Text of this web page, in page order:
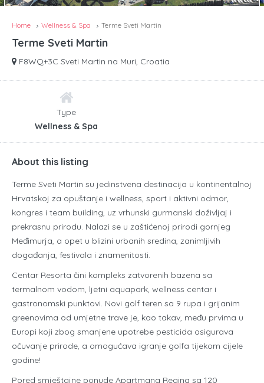
Home Wellness & Spa Terme Sveti Martin
Terme Sveti Martin
F8WQ+3C Sveti Martin na Muri, Croatia
Type
Wellness & Spa
About this listing
Terme Sveti Martin su jedinstvena destinacija u kontinentalnoj
Hrvatskoj za opuštanje i wellness, sport i aktivni odmor,
kongres i team building, uz vrhunski gurmanski doživljaj i
prekrasnu prirodu. Nalazi se u zaštićenoj prirodi gornjeg
Međimurja, a opet u blizini urbanih sredina, zanimljivih
događanja, festivala i znamenitosti.
Centar Resorta čini kompleks zatvorenih bazena sa
termalnom vodom, ljetni aquapark, wellness centar i
gastronomski punktovi. Novi golf teren sa 9 rupa i grijanim
greenovima od umjetne trave je, kao takav, među prvima u
Europi koji zbog smanjene upotrebe pesticida osigurava
očuvanje prirode, a omogućava igranje golfa tijekom cijele
godine!
Pored smještajne ponude Apartmana Regina sa 120